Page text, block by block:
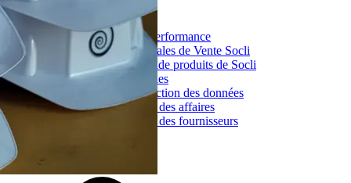
Column 2
Déclarations de performance
Conditions Générales de Vente Socli
Télécharger le guide produits de Socli
Politique de cookies
Politique de protection des données
Code de conduite des affaires
Code de conduite des fournisseurs